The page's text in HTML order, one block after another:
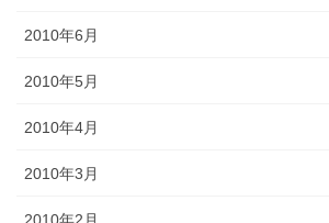
2010年6月
2010年5月
2010年4月
2010年3月